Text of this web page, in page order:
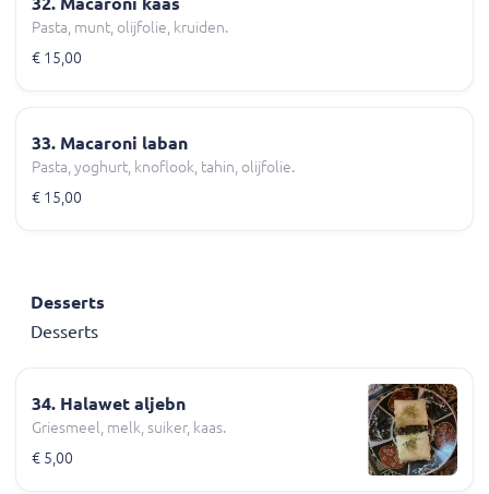
Pasta, munt, olijfolie, kruiden.
€ 15,00
33. Macaroni laban
Pasta, yoghurt, knoflook, tahin, olijfolie.
€ 15,00
Desserts
Desserts
34. Halawet aljebn
Griesmeel, melk, suiker, kaas.
€ 5,00